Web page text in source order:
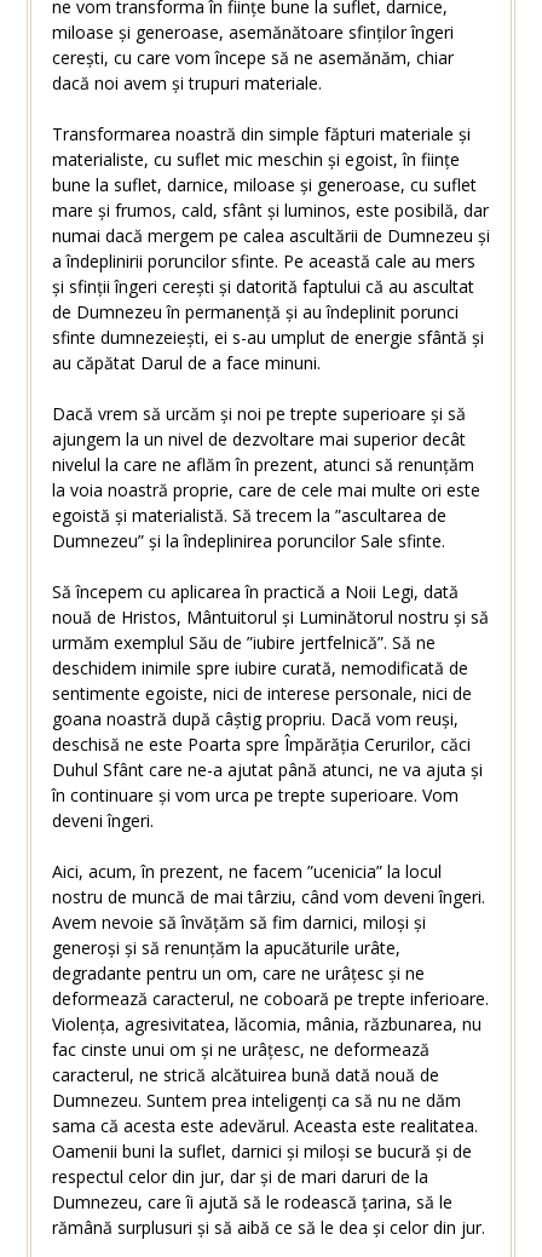
ne vom transforma în ființe bune la suflet, darnice,
miloase și generoase, asemănătoare sfinților îngeri
cerești, cu care vom începe să ne asemănăm, chiar
dacă noi avem și trupuri materiale.
Transformarea noastră din simple făpturi materiale și
materialiste, cu suflet mic meschin și egoist, în ființe
bune la suflet, darnice, miloase și generoase, cu suflet
mare și frumos, cald, sfânt și luminos, este posibilă, dar
numai dacă mergem pe calea ascultării de Dumnezeu și
a îndeplinirii poruncilor sfinte. Pe această cale au mers
și sfinții îngeri cerești și datorită faptului că au ascultat
de Dumnezeu în permanență și au îndeplinit porunci
sfinte dumnezeiești, ei s-au umplut de energie sfântă și
au căpătat Darul de a face minuni.
Dacă vrem să urcăm și noi pe trepte superioare și să
ajungem la un nivel de dezvoltare mai superior decât
nivelul la care ne aflăm în prezent, atunci să renunțăm
la voia noastră proprie, care de cele mai multe ori este
egoistă și materialistă. Să trecem la ”ascultarea de
Dumnezeu” și la îndeplinirea poruncilor Sale sfinte.
Să începem cu aplicarea în practică a Noii Legi, dată
nouă de Hristos, Mântuitorul și Luminătorul nostru și să
urmăm exemplul Său de ”iubire jertfelnică”. Să ne
deschidem inimile spre iubire curată, nemodificată de
sentimente egoiste, nici de interese personale, nici de
goana noastră după câștig propriu. Dacă vom reuși,
deschisă ne este Poarta spre Împărăția Cerurilor, căci
Duhul Sfânt care ne-a ajutat până atunci, ne va ajuta și
în continuare și vom urca pe trepte superioare. Vom
deveni îngeri.
Aici, acum, în prezent, ne facem ”ucenicia” la locul
nostru de muncă de mai târziu, când vom deveni îngeri.
Avem nevoie să învățăm să fim darnici, miloși și
generoși și să renunțăm la apucăturile urâte,
degradante pentru un om, care ne urâțesc și ne
deformează caracterul, ne coboară pe trepte inferioare.
Violența, agresivitatea, lăcomia, mânia, răzbunarea, nu
fac cinste unui om și ne urâțesc, ne deformează
caracterul, ne strică alcătuirea bună dată nouă de
Dumnezeu. Suntem prea inteligenți ca să nu ne dăm
sama că acesta este adevărul. Aceasta este realitatea.
Oamenii buni la suflet, darnici și miloși se bucură și de
respectul celor din jur, dar și de mari daruri de la
Dumnezeu, care îi ajută să le rodească țarina, să le
rămână surplusuri și să aibă ce să le dea și celor din jur.